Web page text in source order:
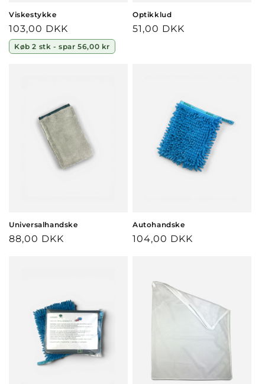
Viskestykke
Normalpris
103,00 DKK
Køb 2 stk - spar 56,00 kr
Optikklud
Normalpris
51,00 DKK
Universalhandske
Normalpris
88,00 DKK
Autohandske
Normalpris
104,00 DKK